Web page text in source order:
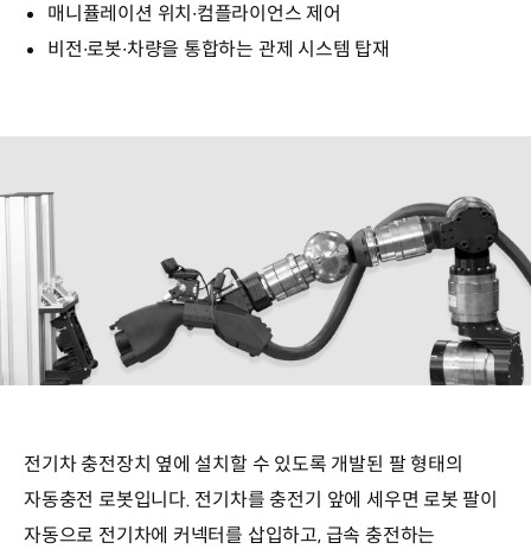
매니퓰레이션 위치∙컴플라이언스 제어
비전∙로봇∙차량을 통합하는 관제 시스템 탑재
전기차 충전장치 옆에 설치할 수 있도록 개발된 팔 형태의
자동충전 로봇입니다. 전기차를 충전기 앞에 세우면 로봇 팔이
자동으로 전기차에 커넥터를 삽입하고, 급속 충전하는